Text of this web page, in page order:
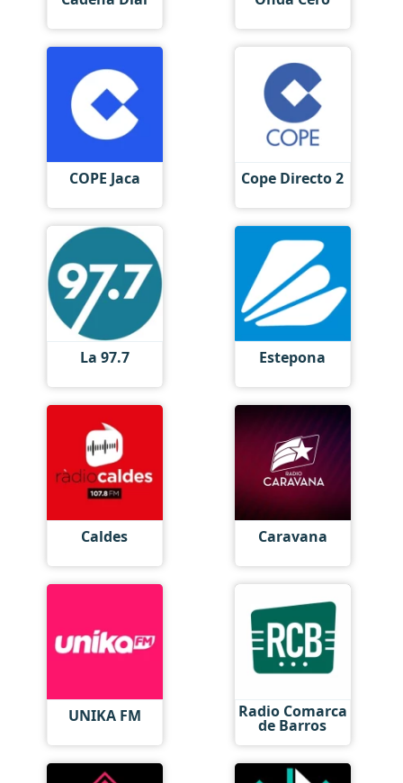
COPE Jaca Cope Directo 2
La 97.7 Estepona
Caldes Caravana
UNIKA FM Radio Comarca
de Barros